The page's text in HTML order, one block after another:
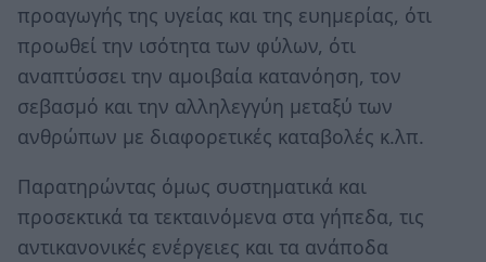
προαγωγής της υγείας και της ευημερίας, ότι
προωθεί την ισότητα των φύλων, ότι
αναπτύσσει την αμοιβαία κατανόηση, τον
σεβασμό και την αλληλεγγύη μεταξύ των
ανθρώπων με διαφορετικές καταβολές κ.λπ.
Παρατηρώντας όμως συστηματικά και
προσεκτικά τα τεκταινόμενα στα γήπεδα, τις
αντικανονικές ενέργειες και τα ανάποδα